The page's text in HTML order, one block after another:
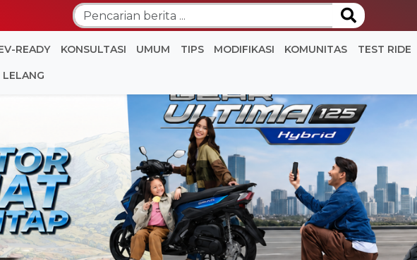
READY KONSULTASI UMUM TIPS MODIFIKASI KOMUNITAS TEST RIDE
LELANG